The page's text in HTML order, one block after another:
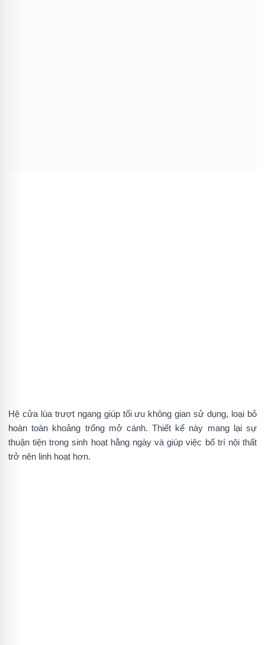
Hệ cửa lùa trượt ngang giúp tối ưu không gian sử dụng, loại bỏ
hoàn toàn khoảng trống mở cánh. Thiết kế này mang lại sự
thuận tiện trong sinh hoạt hằng ngày và giúp việc bố trí nội thất
trở nên linh hoạt hơn.